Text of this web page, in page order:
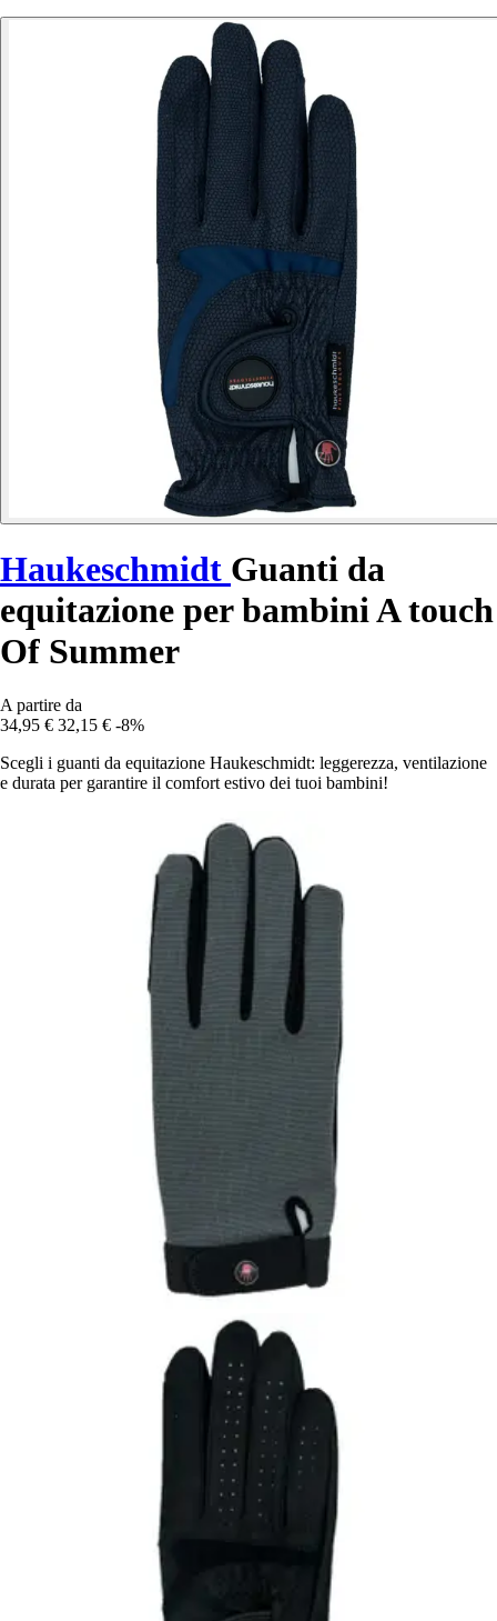
Haukeschmidt Guanti da
equitazione per bambini A touch
Of Summer
A partire da
34,95 € 32,15 € -8%
Scegli i guanti da equitazione Haukeschmidt: leggerezza, ventilazione
e durata per garantire il comfort estivo dei tuoi bambini!